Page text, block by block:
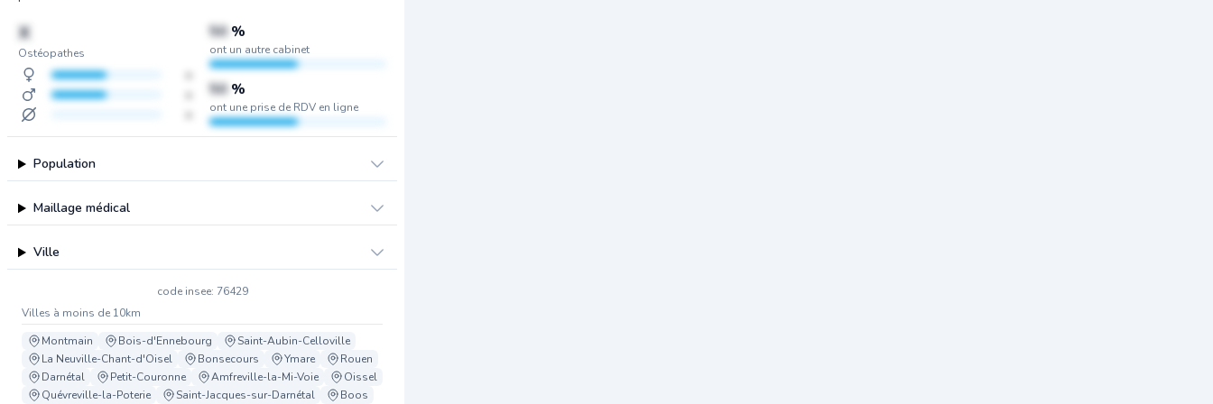
X
Ostéopathes
50 %
ont un autre cabinet
50 %
ont une prise de RDV en ligne
Population
Maillage médical
Ville
code insee: 76429
Villes à moins de 10km
Montmain
Bois-d'Ennebourg
Saint-Aubin-Celloville
La Neuville-Chant-d'Oisel
Bonsecours Ymare
Rouen
Darnétal
Petit-Couronne Amfreville-la-Mi-Voie
Oissel
Quévreville-la-Poterie
Saint-Jacques-sur-Darnétal Boos